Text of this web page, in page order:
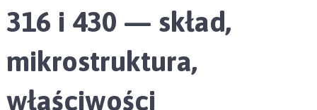
316 i 430 — skład,
mikrostruktura,
właściwości